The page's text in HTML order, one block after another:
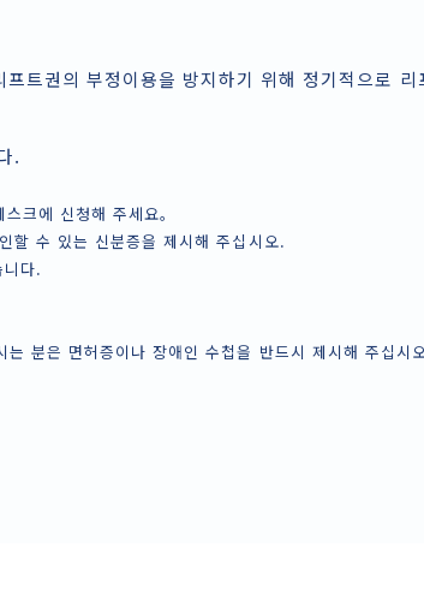
트권의 부정이용을 방지하기 위해 정기적으로 리
.
크에 신청해 주세요。
할 수 있는 신분증을 제시해 주십시오.
다.
분은 면허증이나 장애인 수첩을 반드시 제시해 주십